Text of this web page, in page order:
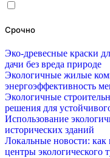
Срочно
Эко-древесные краски
дачи без вреда природе
Экологичные жилые
энергоэффективность
Экологичные
решения для
Использование
исторических зданий
Локальные новости: как
центры экологического